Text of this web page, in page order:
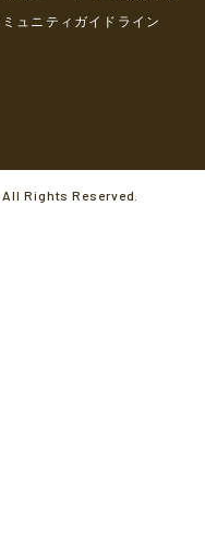
ミュニティガイドライン
Rights Reserved.